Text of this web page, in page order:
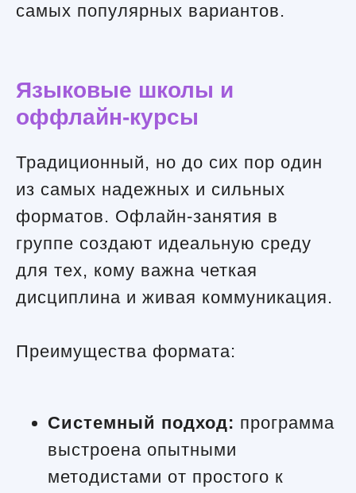
самых популярных вариантов.
Языковые школы и
оффлайн-курсы
Традиционный, но до сих пор один
из самых надежных и сильных
форматов. Офлайн-занятия в
группе создают идеальную среду
для тех, кому важна четкая
дисциплина и живая коммуникация.
Преимущества формата:
Системный подход: программа
выстроена опытными
методистами от простого к